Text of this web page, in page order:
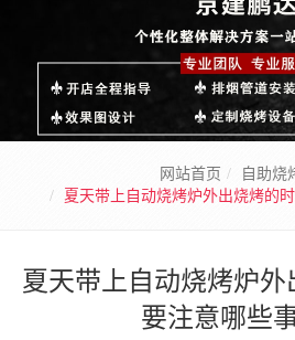
网站首页
自助烧
夏天带上自动烧烤炉外出烧烤的
夏天带上自动烧烤炉
要注意哪些事